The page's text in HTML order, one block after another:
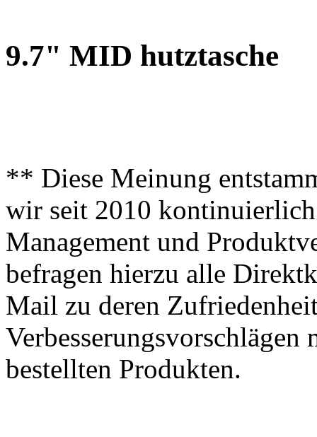
9.7" MID hutztasche
** Diese Meinung
wir seit 2010
Management und
befragen hierzu alle
Mail zu deren
bestellten Produkten.